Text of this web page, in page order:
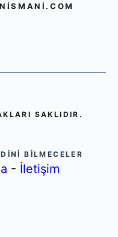
SAKLIDIR.
DINI BILMECELER
- İletişim